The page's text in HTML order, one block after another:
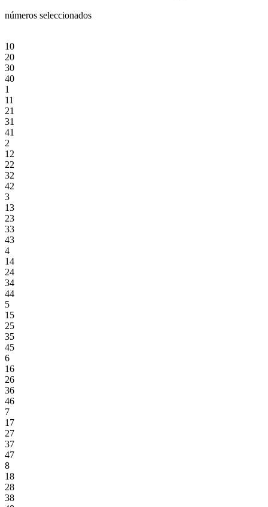
números seleccionados
10
20
30
40
1
11
21
31
41
2
12
22
32
42
3
13
23
33
43
4
14
24
34
44
5
15
25
35
45
6
16
26
36
46
7
17
27
37
47
8
18
28
38